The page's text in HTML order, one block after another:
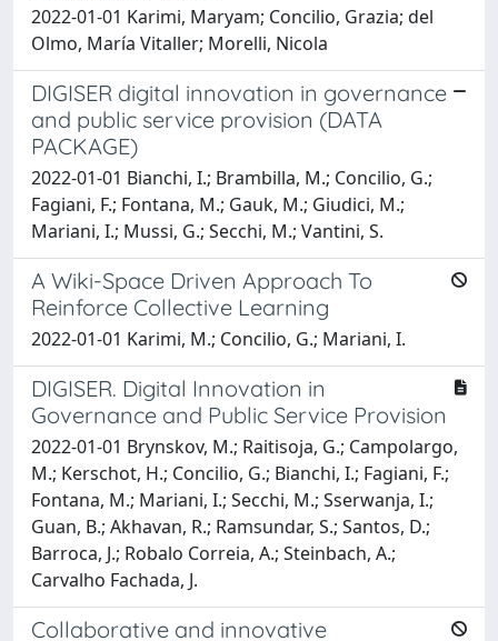
2022-01-01 Karimi, Maryam; Concilio, Grazia; del
Olmo, María Vitaller; Morelli, Nicola
DIGISER digital innovation in governance
and public service provision (DATA
PACKAGE)
2022-01-01 Bianchi, I.; Brambilla, M.; Concilio, G.;
Fagiani, F.; Fontana, M.; Gauk, M.; Giudici, M.;
Mariani, I.; Mussi, G.; Secchi, M.; Vantini, S.
A Wiki-Space Driven Approach To
Reinforce Collective Learning
2022-01-01 Karimi, M.; Concilio, G.; Mariani, I.
DIGISER. Digital Innovation in
Governance and Public Service Provision
2022-01-01 Brynskov, M.; Raitisoja, G.; Campolargo,
M.; Kerschot, H.; Concilio, G.; Bianchi, I.; Fagiani, F.;
Fontana, M.; Mariani, I.; Secchi, M.; Sserwanja, I.;
Guan, B.; Akhavan, R.; Ramsundar, S.; Santos, D.;
Barroca, J.; Robalo Correia, A.; Steinbach, A.;
Carvalho Fachada, J.
Collaborative and innovative